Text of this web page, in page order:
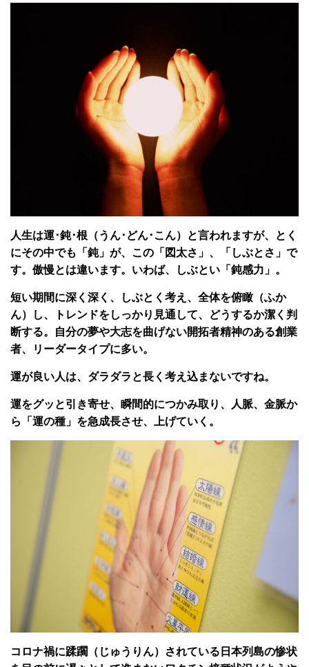
人生は運･鈍･根（うん･どん･こん）と言われますが、とく
にその中でも「鈍」が、この「図太さ」、「しぶとさ」で
す。傲慢とは違います。いわば、しぶとい「鈍感力」。
短い期間に深く深く、しぶとく考え、全体を俯瞰（ふか
ん）し、トレンドをしっかり見通して、どうするか潔く判
断する。自分の夢や大志を曲げない開拓者精神のある創業
者、リーダータイプに多い。
運が良い人は、ダラダラと長く考え込まないですね。
運をグッと引き寄せ、瞬間的につかみ取り、人脈、金脈か
ら「運の種」を急成長させ、上げていく。
コロナ禍に蹂躙（じゅうりん）されている日本列島の惨状